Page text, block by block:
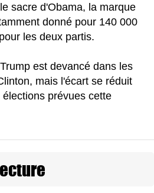
sacre d'Obama, la marque
donné pour 140 000
les deux partis.
est devancé dans les
mais l'écart se réduit
prévues cette